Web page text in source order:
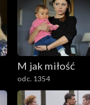
M jak miłość
odc. 1354